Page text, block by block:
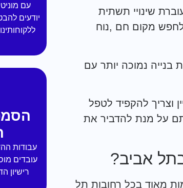
שינויי תשתית
מקום חם ,נוח
נמוכה יותר עם
וצריך להקפיד לטפל
על מנת להדביר את
אביב?
מאוד בכל רחובות תל
עם
יודעים
עבודות
עובדים
רישיון